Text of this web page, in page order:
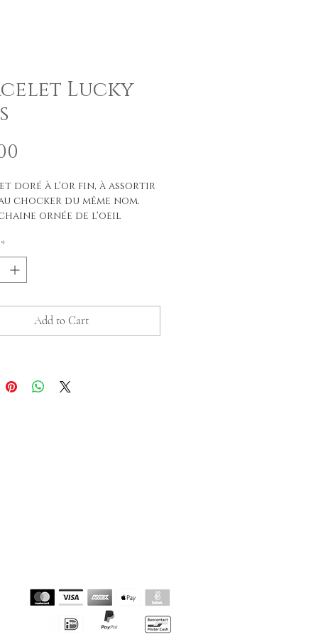
Lucky
doré à l'or fin, à assortir
chocker du même nom.
ornée de l'oeil
pour le charme et
préciseuse pour les
de pierres semi-précieuses
dans leur nuance de
leur forme ou
Adaptable 16-20cm
*
Add to Cart